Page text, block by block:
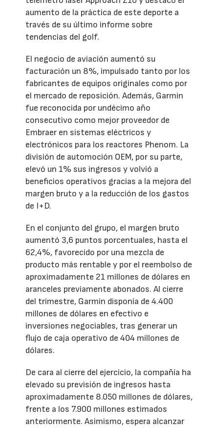
aumento de la práctica de este deporte a
través de su último informe sobre
tendencias del golf.
El negocio de aviación aumentó su
facturación un 8%, impulsado tanto por los
fabricantes de equipos originales como por
el mercado de reposición. Además, Garmin
fue reconocida por undécimo año
consecutivo como mejor proveedor de
Embraer en sistemas eléctricos y
electrónicos para los reactores Phenom. La
división de automoción OEM, por su parte,
elevó un 1% sus ingresos y volvió a
beneficios operativos gracias a la mejora del
margen bruto y a la reducción de los gastos
de I+D.
En el conjunto del grupo, el margen bruto
aumentó 3,6 puntos porcentuales, hasta el
62,4%, favorecido por una mezcla de
producto más rentable y por el reembolso de
aproximadamente 21 millones de dólares en
aranceles previamente abonados. Al cierre
del trimestre, Garmin disponía de 4.400
millones de dólares en efectivo e
inversiones negociables, tras generar un
flujo de caja operativo de 404 millones de
dólares.
De cara al cierre del ejercicio, la compañía ha
elevado su previsión de ingresos hasta
aproximadamente 8.050 millones de dólares,
frente a los 7.900 millones estimados
anteriormente. Asimismo, espera alcanzar